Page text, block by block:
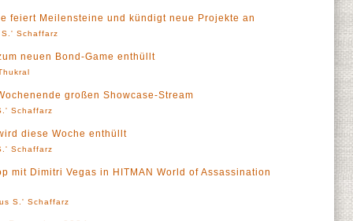
feiert Meilensteine und kündigt neue Projekte an
S.' Schaffarz
neuen Bond-Game enthüllt
großen Showcase-Stream
Schaffarz
diese Woche enthüllt
Schaffarz
mit Dimitri Vegas in HITMAN World of Assassination
S.' Schaffarz